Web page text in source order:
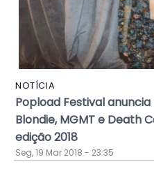
NOTÍCIA
Popload Festival
Blondie, MGMT e Death
edição 2018
Seg, 19 Mar 2018 - 23:35